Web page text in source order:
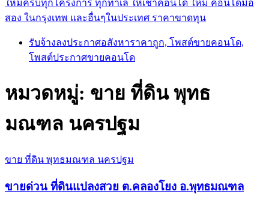
ใหม่ครบทุกโครงการ ทุกทำเล ให้เช่าคอนโด ใหม่ คอนโดมือ
สอง ในกรุงเทพ และอื่นๆในประเทศ ราคาขาดทุน
รับจ้างลงประกาศอสังหาราคาถูก, โพสต์ขายคอนโด,
โพสต์ประกาศขายคอนโด
หมวดหมู่: ขาย ที่ดิน พุทธ
มณฑล นครปฐม
ขาย ที่ดิน พุทธมณฑล นครปฐม
ขายด่วน ที่ดินแปลงสวย ต.คลองโยง อ.พุทธมณฑล